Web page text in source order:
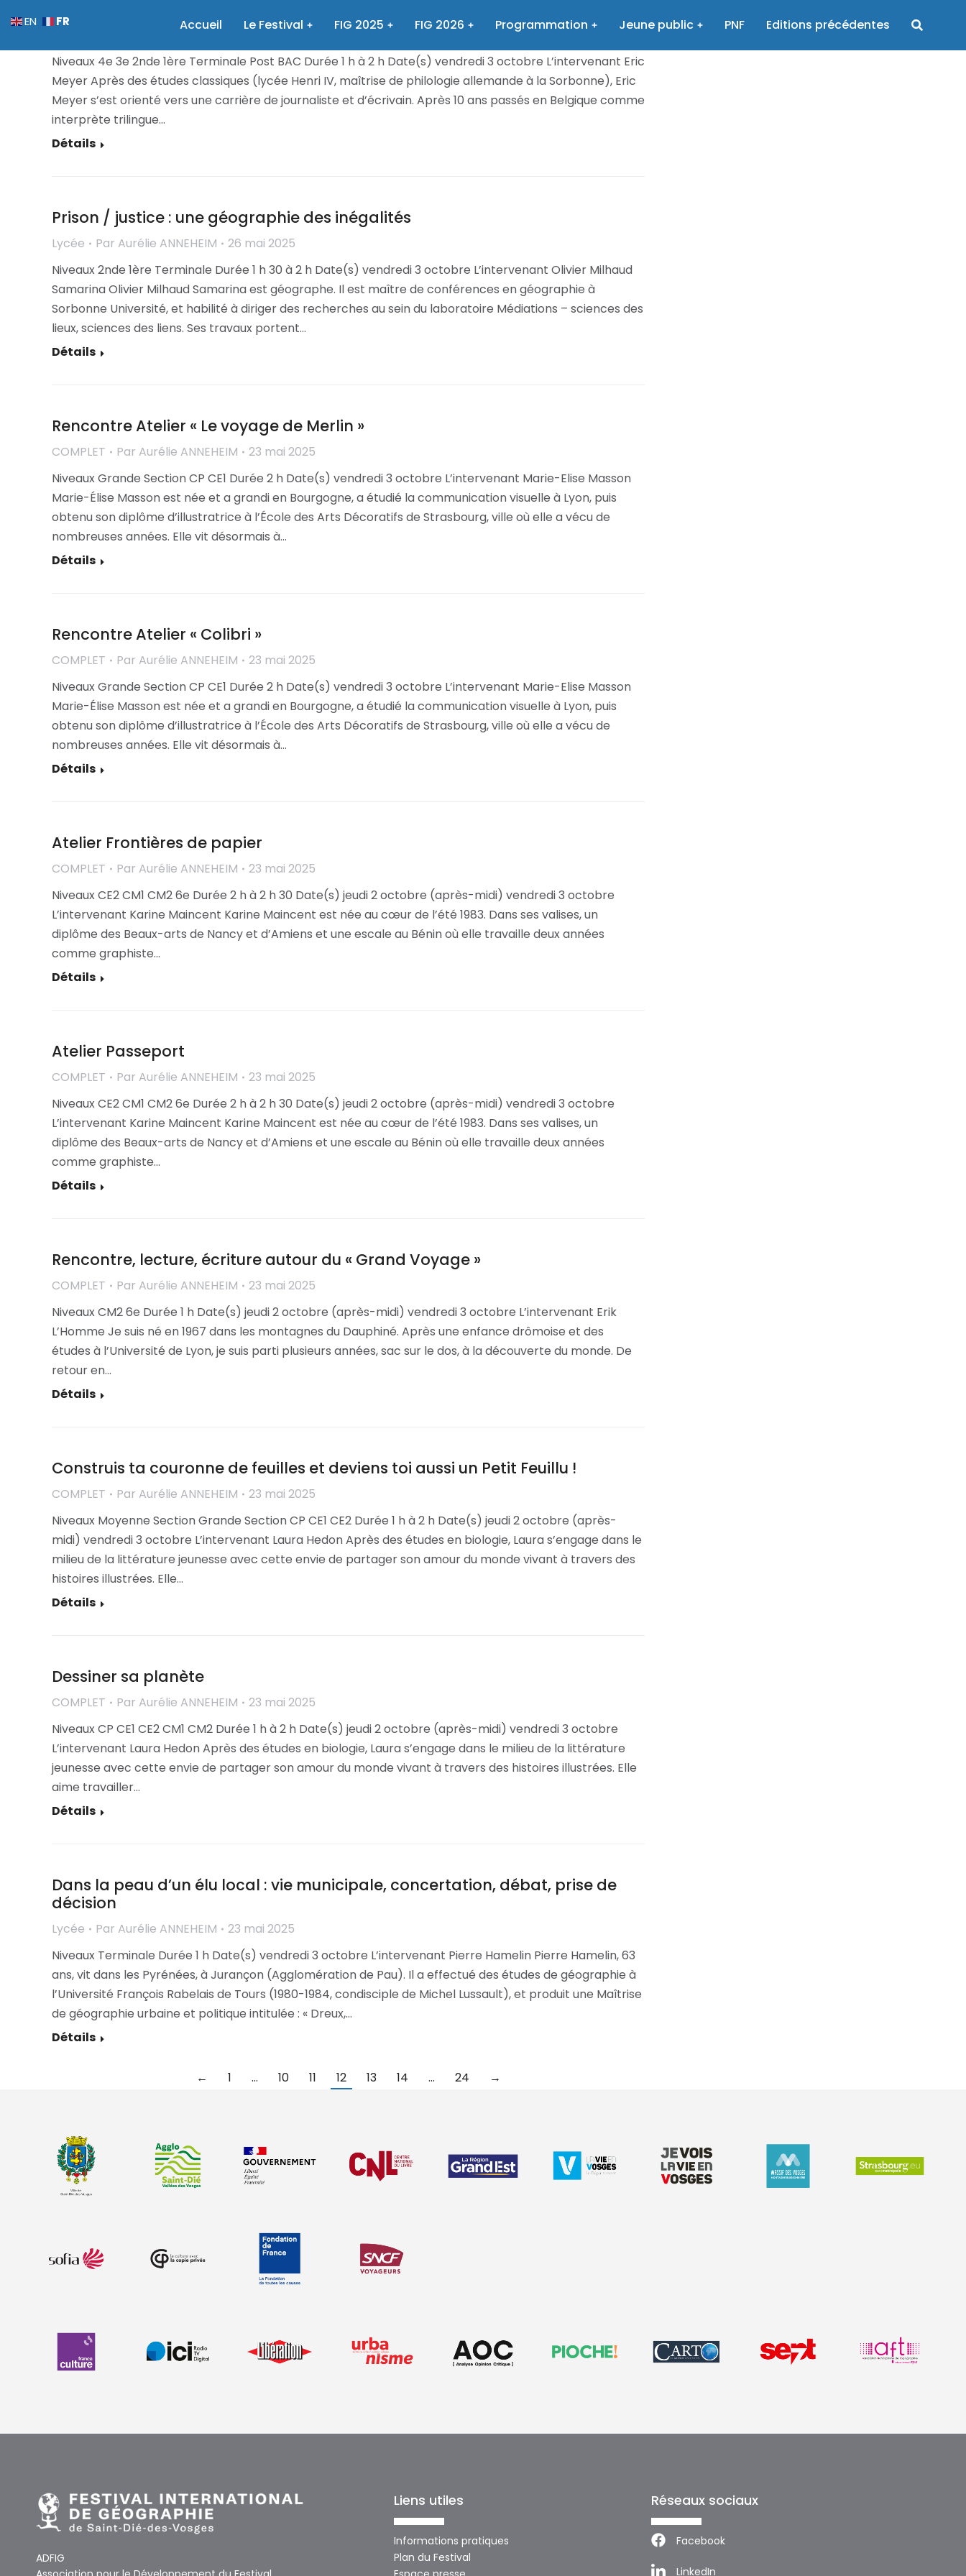
Accueil Le Festival FIG 2025 FIG 2026 Programmation Jeune public PNF Editions précédentes
Niveaux 4e 3e 2nde 1ère Terminale Post BAC Durée 1 h à 2 h Date(s) vendredi 3 octobre L’intervenant Eric
Meyer Après des études classiques (lycée Henri IV, maîtrise de philologie allemande à la Sorbonne), Eric
Meyer s’est orienté vers une carrière de journaliste et d’écrivain. Après 10 ans passés en Belgique comme
interprète trilingue…
Détails
Prison / justice : une géographie des inégalités
Lycée Par Aurélie ANNEHEIM
26 mai 2025
Niveaux 2nde 1ère Terminale Durée 1 h 30 à 2 h Date(s) vendredi 3 octobre L’intervenant Olivier Milhaud
Samarina Olivier Milhaud Samarina est géographe. Il est maître de conférences en géographie à
Sorbonne Université, et habilité à diriger des recherches au sein du laboratoire Médiations – sciences des
lieux, sciences des liens. Ses travaux portent…
Détails
Rencontre Atelier « Le voyage de Merlin »
COMPLET Par Aurélie ANNEHEIM
23 mai 2025
Niveaux Grande Section CP CE1 Durée 2 h Date(s) vendredi 3 octobre L’intervenant Marie-Elise Masson
Marie-Élise Masson est née et a grandi en Bourgogne, a étudié la communication visuelle à Lyon, puis
obtenu son diplôme d’illustratrice à l’École des Arts Décoratifs de Strasbourg, ville où elle a vécu de
nombreuses années. Elle vit désormais à…
Détails
Rencontre Atelier « Colibri »
COMPLET Par Aurélie ANNEHEIM
23 mai 2025
Niveaux Grande Section CP CE1 Durée 2 h Date(s) vendredi 3 octobre L’intervenant Marie-Elise Masson
Marie-Élise Masson est née et a grandi en Bourgogne, a étudié la communication visuelle à Lyon, puis
obtenu son diplôme d’illustratrice à l’École des Arts Décoratifs de Strasbourg, ville où elle a vécu de
nombreuses années. Elle vit désormais à…
Détails
Atelier Frontières de papier
COMPLET Par Aurélie ANNEHEIM
23 mai 2025
Niveaux CE2 CM1 CM2 6e Durée 2 h à 2 h 30 Date(s) jeudi 2 octobre (après-midi) vendredi 3 octobre
L’intervenant Karine Maincent Karine Maincent est née au cœur de l’été 1983. Dans ses valises, un
diplôme des Beaux-arts de Nancy et d’Amiens et une escale au Bénin où elle travaille deux années
comme graphiste…
Détails
Atelier Passeport
COMPLET Par Aurélie ANNEHEIM
23 mai 2025
Niveaux CE2 CM1 CM2 6e Durée 2 h à 2 h 30 Date(s) jeudi 2 octobre (après-midi) vendredi 3 octobre
L’intervenant Karine Maincent Karine Maincent est née au cœur de l’été 1983. Dans ses valises, un
diplôme des Beaux-arts de Nancy et d’Amiens et une escale au Bénin où elle travaille deux années
comme graphiste…
Détails
Rencontre, lecture, écriture autour du « Grand Voyage »
COMPLET Par Aurélie ANNEHEIM
23 mai 2025
Niveaux CM2 6e Durée 1 h Date(s) jeudi 2 octobre (après-midi) vendredi 3 octobre L’intervenant Erik
L’Homme Je suis né en 1967 dans les montagnes du Dauphiné. Après une enfance drômoise et des
études à l’Université de Lyon, je suis parti plusieurs années, sac sur le dos, à la découverte du monde. De
retour en…
Détails
Construis ta couronne de feuilles et deviens toi aussi un Petit Feuillu !
COMPLET Par Aurélie ANNEHEIM
23 mai 2025
Niveaux Moyenne Section Grande Section CP CE1 CE2 Durée 1 h à 2 h Date(s) jeudi 2 octobre (après-
midi) vendredi 3 octobre L’intervenant Laura Hedon Après des études en biologie, Laura s’engage dans le
milieu de la littérature jeunesse avec cette envie de partager son amour du monde vivant à travers des
histoires illustrées. Elle…
Détails
Dessiner sa planète
COMPLET Par Aurélie ANNEHEIM
23 mai 2025
Niveaux CP CE1 CE2 CM1 CM2 Durée 1 h à 2 h Date(s) jeudi 2 octobre (après-midi) vendredi 3 octobre
L’intervenant Laura Hedon Après des études en biologie, Laura s’engage dans le milieu de la littérature
jeunesse avec cette envie de partager son amour du monde vivant à travers des histoires illustrées. Elle
aime travailler…
Détails
Dans la peau d’un élu local : vie municipale, concertation, débat, prise de
décision
Lycée Par Aurélie ANNEHEIM
23 mai 2025
Niveaux Terminale Durée 1 h Date(s) vendredi 3 octobre L’intervenant Pierre Hamelin Pierre Hamelin, 63
ans, vit dans les Pyrénées, à Jurançon (Agglomération de Pau). Il a effectué des études de géographie à
l’Université François Rabelais de Tours (1980-1984, condisciple de Michel Lussault), et produit une Maîtrise
de géographie urbaine et politique intitulée : « Dreux,…
Détails
← 1 … 10 11 12 13 14 … 24 →
ADFIG
Liens utiles
Informations pratiques
Plan du Festival
Réseaux sociaux
Facebook
LinkedIn
EN FR